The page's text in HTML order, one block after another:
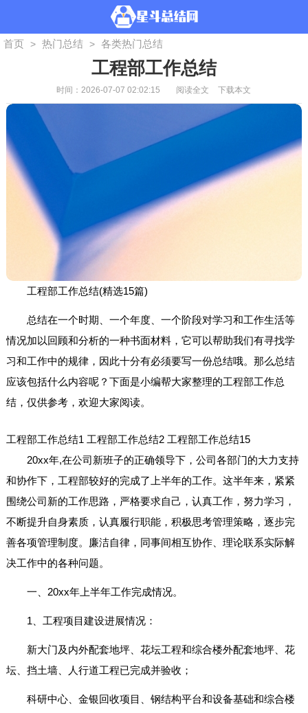
首页 > 热门总结 > 各类热门总结
工程部工作总结
时间：2026-07-07 02:02:15 阅读全文 下载本文
工程部工作总结(精选15篇)
总结在一个时期、一个年度、一个阶段对学习和工作生活等
情况加以回顾和分析的一种书面材料，它可以帮助我们有寻找学
习和工作中的规律，因此十分有必须要写一份总结哦。那么总结
应该包括什么内容呢？下面是小编帮大家整理的工程部工作总
结，仅供参考，欢迎大家阅读。
工程部工作总结1
20xx年,在公司新班子的正确领导下，公司各部门的大力支持
和协作下，工程部较好的完成了上半年的工作。这半年来，紧紧
围绕公司新的工作思路，严格要求自己，认真工作，努力学习，
不断提升自身素质，认真履行职能，积极思考管理策略，逐步完
善各项管理制度。廉洁自律，同事间相互协作、理论联系实际解
决工作中的各种问题。
一、20xx年上半年工作完成情况。
1、工程项目建设进展情况：
新大门及内外配套地坪、花坛工程和综合楼外配套地坪、花
坛、挡土墙、人行道工程已完成并验收；
科研中心、金银回收项目、钢结构平台和设备基础和综合楼
工程部工作总结2 工程部工作总结15